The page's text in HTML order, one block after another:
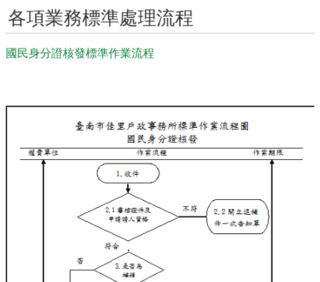
各項業務標準處理流程
國民身分證核發標準作業流程